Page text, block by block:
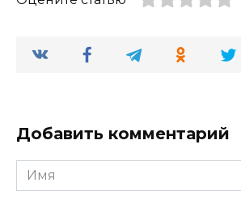
Добавить комментарий
Имя
*